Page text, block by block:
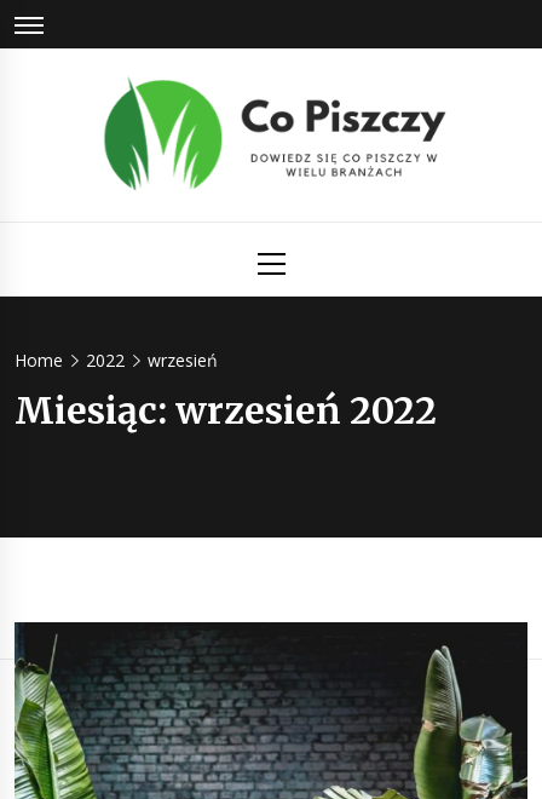
Skip
to
Menu
Home 2022 wrzesień
Miesiąc:wrzesień 2022